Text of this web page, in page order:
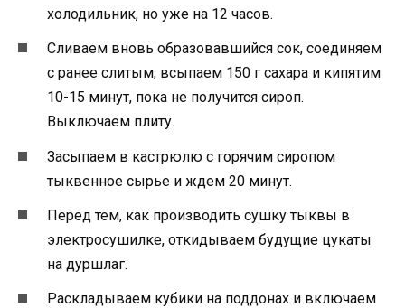
холодильник, но уже на 12 часов.
Сливаем вновь образовавшийся сок, соединяем
с ранее слитым, всыпаем 150 г сахара и кипятим
10-15 минут, пока не получится сироп.
Выключаем плиту.
Засыпаем в кастрюлю с горячим сиропом
тыквенное сырье и ждем 20 минут.
Перед тем, как производить сушку тыквы в
электросушилке, откидываем будущие цукаты
на дуршлаг.
Раскладываем кубики на поддонах и включаем